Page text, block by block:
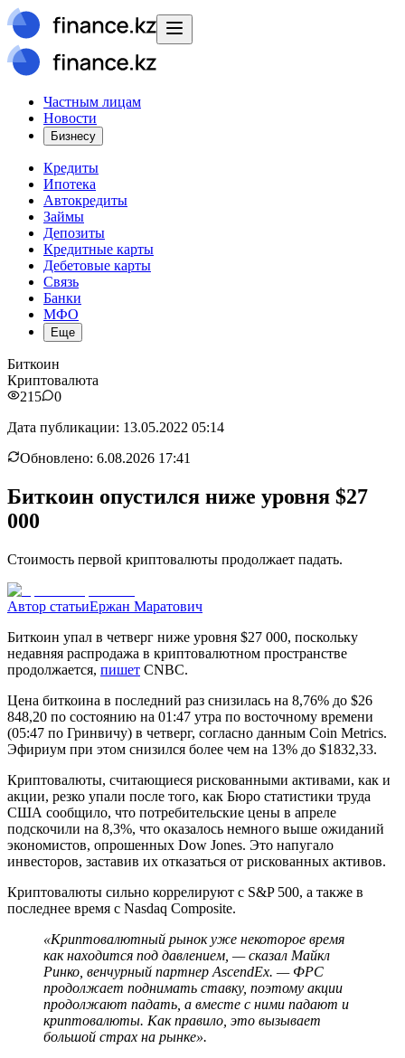
Частным лицам
Новости
Бизнесу
Кредиты
Ипотека
Автокредиты
Займы
Депозиты
Кредитные карты
Дебетовые карты
Связь
Банки
МФО
Еще
Биткоин
Криптовалюта
215
0
Дата публикации: 13.05.2022 05:14
Обновлено: 6.08.2026 17:41
Биткоин опустился ниже уровня $27
000
Стоимость первой криптовалюты продолжает падать.
Автор статьиЕржан Маратович
Биткоин упал в четверг ниже уровня $27 000, поскольку
недавняя распродажа в криптовалютном пространстве
продолжается, пишет CNBC.
Цена биткоина в последний раз снизилась на 8,76% до $26
848,20 по состоянию на 01:47 утра по восточному времени
(05:47 по Гринвичу) в четверг, согласно данным Coin Metrics.
Эфириум при этом снизился более чем на 13% до $1832,33.
Криптовалюты, считающиеся рискованными активами, как и
акции, резко упали после того, как Бюро статистики труда
США сообщило, что потребительские цены в апреле
подскочили на 8,3%, что оказалось немного выше ожиданий
экономистов, опрошенных Dow Jones. Это напугало
инвесторов, заставив их отказаться от рискованных активов.
Криптовалюты сильно коррелируют с S&P 500, а также в
последнее время с Nasdaq Composite.
«Криптовалютный рынок уже некоторое время
как находится под давлением, — сказал Майкл
Ринко, венчурный партнер AscendEx. — ФРС
продолжает поднимать ставку, поэтому акции
продолжают падать, а вместе с ними падают и
криптовалюты. Как правило, это вызывает
большой страх на рынке».